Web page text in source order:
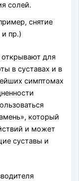
солей.
снятие
пр.)
для
в суставах и в
симптомах
который
и может
суставы и